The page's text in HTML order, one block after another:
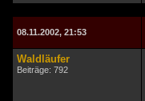
08.11.2002, 21:53
Waldläufer
Beiträge: 792